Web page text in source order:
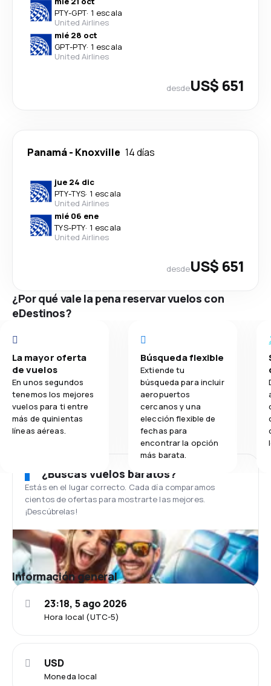
PTY-GPT· 1 escala
United Airlines
mié 28 oct
GPT-PTY· 1 escala
United Airlines
desdeUS$ 651
Panamá- Knoxville 14 días
jue 24 dic
PTY-TYS· 1 escala
United Airlines
mié 06 ene
TYS-PTY· 1 escala
United Airlines
desdeUS$ 651
¿Por qué vale la pena reservar vuelos con
eDestinos?
La mayor oferta
de vuelos
En unos segundos
tenemos los mejores
vuelos para ti entre
más de quinientas
líneas aéreas.
Búsqueda flexible
Extiende tu
búsqueda para incluir
aeropuertos
cercanos y una
elección flexible de
fechas para
encontrar la opción
más barata.
¿Buscas vuelos baratos?
Estás en el lugar correcto. Cada día comparamos
cientos de ofertas para mostrarte las mejores.
¡Descúbrelas!
Información general
Hora local (UTC-5)
23:18, 5 ago 2026
Moneda local
USD